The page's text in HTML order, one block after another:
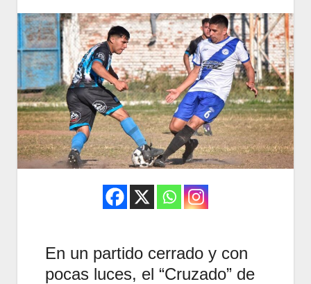
En un partido cerrado y con
pocas luces, el “Cruzado” de